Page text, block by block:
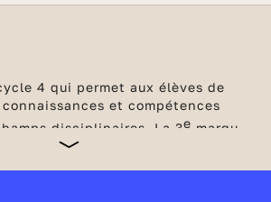
4 qui permet aux élèves de
et compétences
disciplinaires. La 3e marque
clôt le collège et prépare le